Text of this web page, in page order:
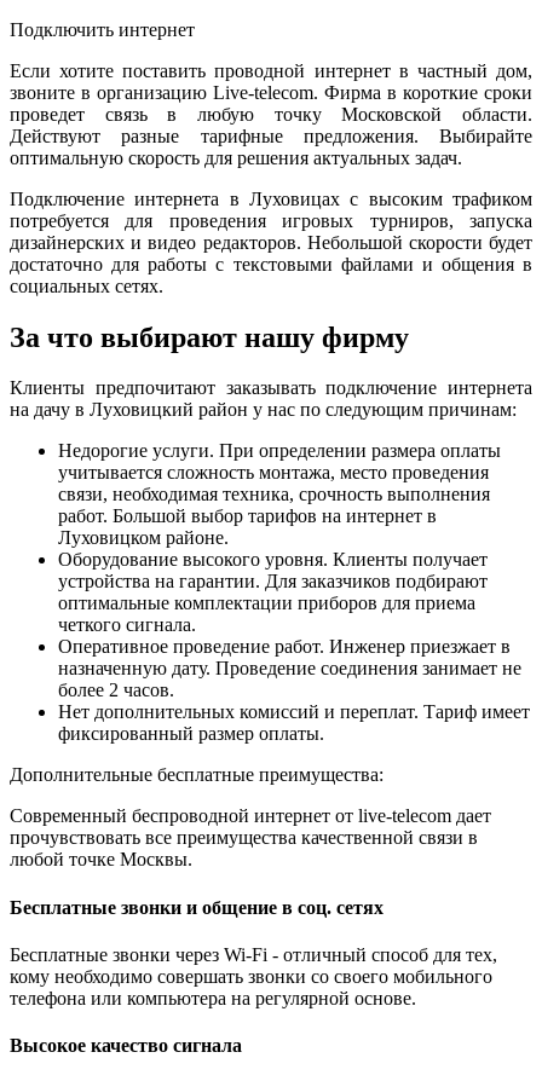
Подключить интернет
Если хотите поставить проводной интернет в частный дом,
звоните в организацию Live-telecom. Фирма в короткие сроки
проведет связь в любую точку Московской области.
Действуют разные тарифные предложения. Выбирайте
оптимальную скорость для решения актуальных задач.
Подключение интернета в Луховицах с высоким трафиком
потребуется для проведения игровых турниров, запуска
дизайнерских и видео редакторов. Небольшой скорости будет
достаточно для работы с текстовыми файлами и общения в
социальных сетях.
За что выбирают нашу фирму
Клиенты предпочитают заказывать подключение интернета
на дачу в Луховицкий район у нас по следующим причинам:
Недорогие услуги. При определении размера оплаты
учитывается сложность монтажа, место проведения
связи, необходимая техника, срочность выполнения
работ. Большой выбор тарифов на интернет в
Луховицком районе.
Оборудование высокого уровня. Клиенты получает
устройства на гарантии. Для заказчиков подбирают
оптимальные комплектации приборов для приема
четкого сигнала.
Оперативное проведение работ. Инженер приезжает в
назначенную дату. Проведение соединения занимает не
более 2 часов.
Нет дополнительных комиссий и переплат. Тариф имеет
фиксированный размер оплаты.
Дополнительные бесплатные преимущества:
Современный беспроводной интернет от live-telecom дает
прочувствовать все преимущества качественной связи в
любой точке Москвы.
Бесплатные звонки и общение в соц. сетях
Бесплатные звонки через Wi-Fi - отличный способ для тех,
кому необходимо совершать звонки со своего мобильного
телефона или компьютера на регулярной основе.
Высокое качество сигнала